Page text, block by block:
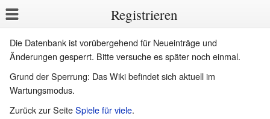
Registrieren
Die Datenbank ist vorübergehend für Neueinträge und
Änderungen gesperrt. Bitte versuche es später noch einmal.
Grund der Sperrung: Das Wiki befindet sich aktuell im
Wartungsmodus.
Zurück zur SeiteSpiele für viele.